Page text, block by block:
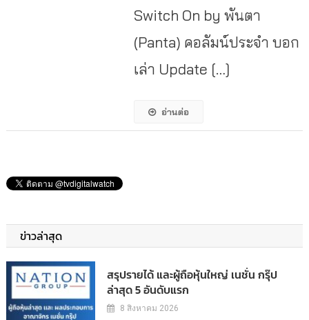
Switch On by พันตา
(Panta) คอลัมน์ประจำ บอก
เล่า Update […]
อ่านต่อ
ข่าวล่าสุด
สรุปรายได้ และผู้ถือหุ้นใหญ่ เนชั่น กรุ๊ป
ล่าสุด 5 อันดับแรก
8 สิงหาคม 2026